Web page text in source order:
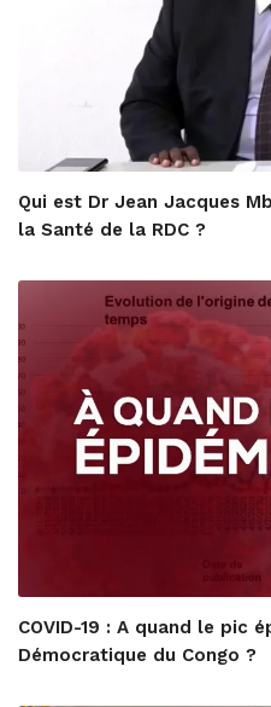
Qui est Dr Jean Jacques
la Santé de la RDC ?
COVID-19 : A quand le pic
Démocratique du Congo ?